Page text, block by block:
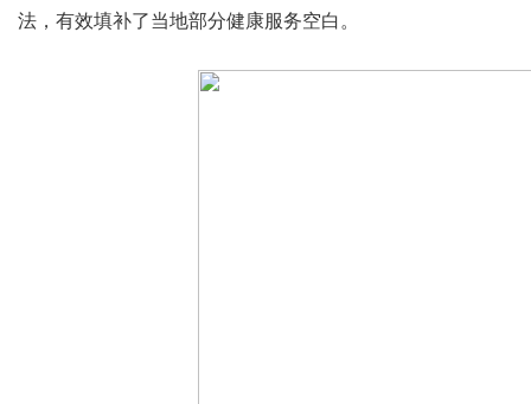
法，有效填补了当地部分健康服务空白。